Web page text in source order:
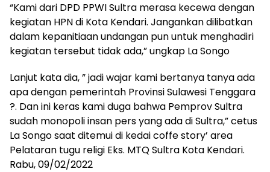
“Kami dari DPD PPWI Sultra merasa kecewa dengan
kegiatan HPN di Kota Kendari. Jangankan dilibatkan
dalam kepanitiaan undangan pun untuk menghadiri
kegiatan tersebut tidak ada,” ungkap La Songo
Lanjut kata dia, ” jadi wajar kami bertanya tanya ada
apa dengan pemerintah Provinsi Sulawesi Tenggara
?. Dan ini keras kami duga bahwa Pemprov Sultra
sudah monopoli insan pers yang ada di Sultra,” cetus
La Songo saat ditemui di kedai coffe story’ area
Pelataran tugu religi Eks. MTQ Sultra Kota Kendari.
Rabu, 09/02/2022